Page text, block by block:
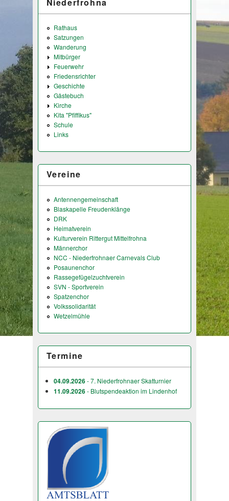
Niederfrohna
Rathaus
Satzungen
Wanderung
Mitbürger
Feuerwehr
Friedensrichter
Geschichte
Gästebuch
Kirche
Kita "Pfiffikus"
Schule
Links
Vereine
Antennengemeinschaft
Blaskapelle Freudenklänge
DRK
Heimatverein
Kulturverein Rittergut Mittelfrohna
Männerchor
NCC - Niederfrohnaer Carnevals Club
Posaunenchor
Rassegefügelzuchtverein
SVN - Sportverein
Spatzenchor
Volkssolidarität
Wetzelmühle
Termine
04.09.2026- 7. Niederfrohnaer Skatturnier
11.09.2026- Blutspendeaktion im Lindenhof